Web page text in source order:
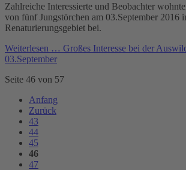
Zahlreiche Interessierte und Beobachter
von fünf Jungstörchen am 03.September 2016
Renaturierungsgebiet bei.
Weiterlesen … Großes Interesse bei der
03.September
Seite 46 von 57
Anfang
Zurück
43
44
45
46
47